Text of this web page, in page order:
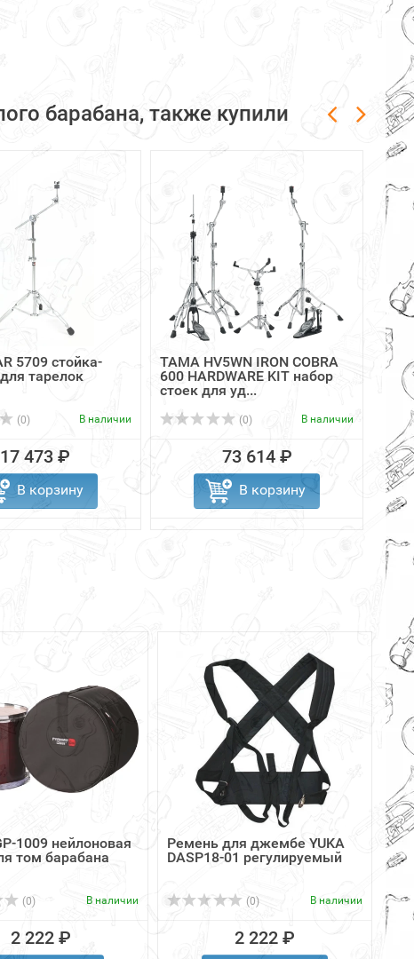
барабана, также купили
5709 стойка-
тарелок
(0) В наличии
17 473 ₽
В корзину
TAMA HV5WN IRON COBRA
600 HARDWARE KIT набор
стоек для уд...
(0) В наличии
73 614 ₽
В корзину
1009 нейлоновая
том барабана
(0) В наличии
2 222 ₽
Ремень для джембе YUKA
DASP18-01 регулируемый
(0) В наличии
2 222 ₽